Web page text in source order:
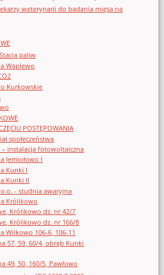
weterynarii do badania mięsa na
paliw
Waplewo
Kurkowskie
POSTĘPOWANIA
społeczeństwa
– instalacja fotowoltaiczna
Jemiołowo I
Kunki I
Kunki II
o.o. - studnia awaryjna
Królikowo
Królikowo dz. nr 42/7
Królikowo dz. nr 166/8
Wilkowo 106-6, 106-11
57, 59, 60/4, obręb Kunki
49, 50, 160/5, Pawłowo